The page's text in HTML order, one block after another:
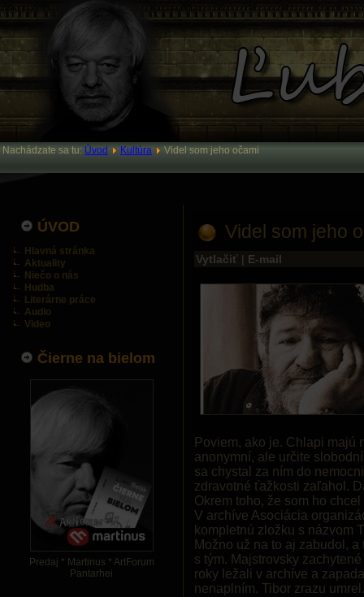
Nachádzate sa tu: Úvod Kultúra Videl som jeho očami
ÚVOD
Hlavná stránka
Aktuality
Niečo o nás
Hudba
Literárne práce
Audio
Video
Čierne na bielom
Predaj * Martinus * ArtForum
Pantarhei
Videl som jeho
Vytlačiť | E-mail
Poviem, ako je. Chlapi majú
anonymní, ale určite
sa chystal za ním do
zdravotné ťažkosti zaľahol.
Okrem toho, že som ho
V archíve Asociácia
kompletnú zložku s názvom
Možno už na to aj zabudol,
s tým. Majstrovsky
roky ležali v archíve a
nenaplním. Tibor zrazu